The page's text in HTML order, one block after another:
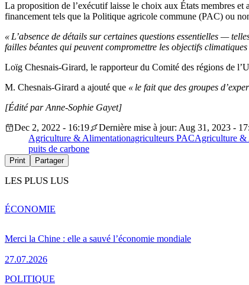
La proposition de l’exécutif laisse le choix aux États membres et
financement tels que la Politique agricole commune (PAC) ou
« L’absence de détails sur certaines questions essentielles —
failles béantes qui peuvent compromettre les objectifs climatiques
Loïg Chesnais-Girard, le rapporteur du Comité des régions de
M. Chesnais-Girard a ajouté que « le faitque des groupes
[Édité par Anne-Sophie Gayet]
Dec 2, 2022 - 16:19
Dernière mise à jour: Aug 31, 2023 -
Agriculture & Alimentationagriculteurs PACAgriculture &
puits de carbone
Print Partager
LES PLUS LUS
Merci la Chine : elle a sauvé l’économie mondiale
27.07.2026
ÉCONOMIE
POLITIQUE